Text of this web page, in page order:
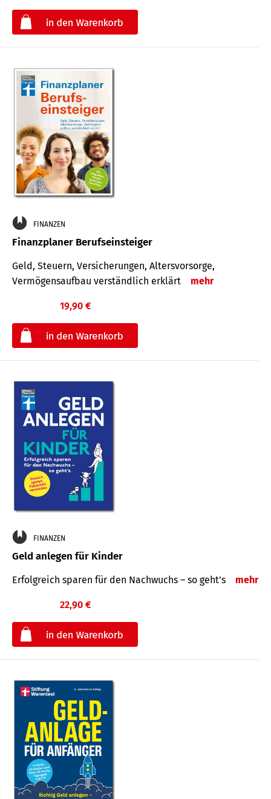
FINANZEN
Finanzplaner Berufseinsteiger
Geld, Steuern, Versicherungen, Altersvorsorge,
Vermögensaufbau verständlich erklärt
mehr
19,90 €
FINANZEN
Geld anlegen für Kinder
Erfolgreich sparen für den Nachwuchs – so geht's mehr
22,90 €